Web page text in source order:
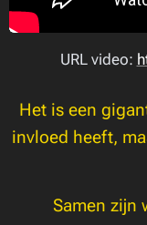
URL video:
Het is een
invloed heeft,
Samen zijn